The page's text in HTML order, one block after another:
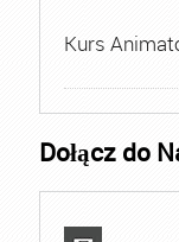
Kurs
Dołącz do